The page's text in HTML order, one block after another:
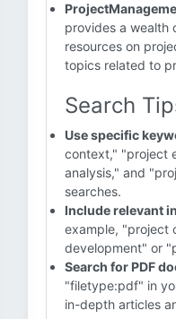
provides a wealth
resources on
topics related to
Search
Use specific
context," "project
analysis," and
searches.
Include relevant
example, "project
development" or
Search for PDF
"filetype:pdf" in
in-depth articles